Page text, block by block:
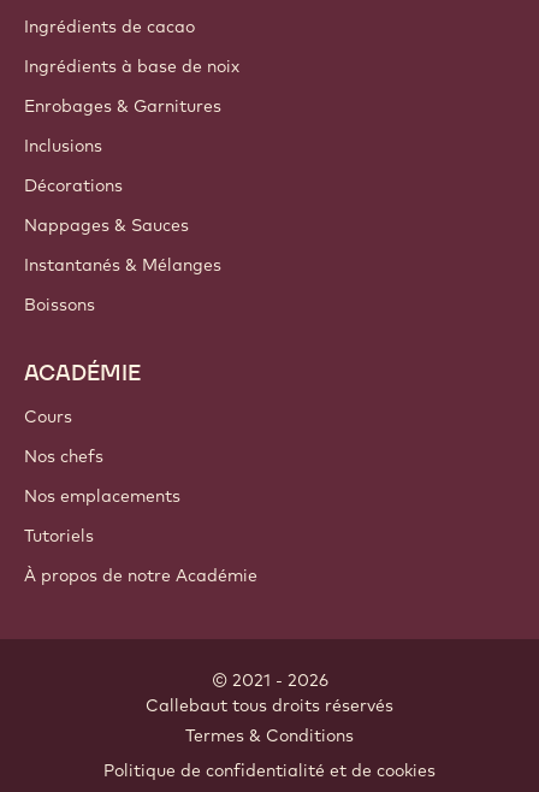
Ingrédients de cacao
Ingrédients à base de noix
Enrobages & Garnitures
Inclusions
Décorations
Nappages & Sauces
Instantanés & Mélanges
Boissons
ACADÉMIE
Cours
Nos chefs
Nos emplacements
Tutoriels
À propos de notre Académie
© 2021 - 2026
Callebaut tous droits réservés
Termes & Conditions
Politique de confidentialité et de cookies